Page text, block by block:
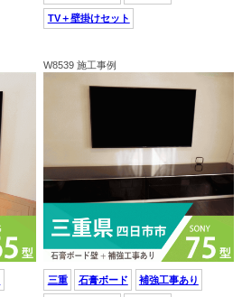
TV＋壁掛けセット
W8539 施工事例
三重 石膏ボード 補強工事あり